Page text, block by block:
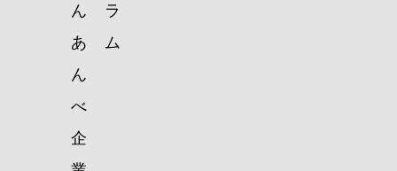
ん
あ
ん
べ
企
ラ
ム